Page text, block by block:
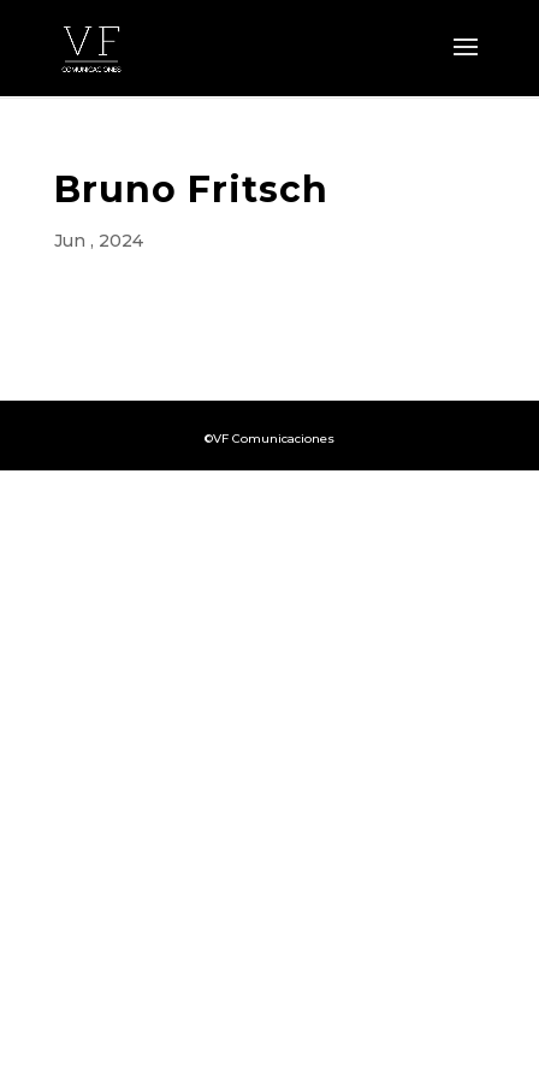
Bruno Fritsch
Jun , 2024
©VF Comunicaciones